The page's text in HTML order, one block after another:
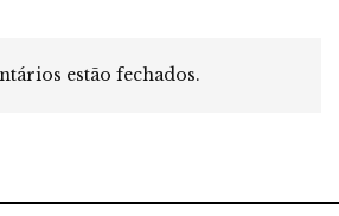
estão fechados.